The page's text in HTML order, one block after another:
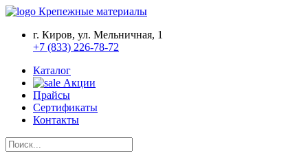
Крепежные материалы
г. Киров, ул. Мельничная, 1
+7 (833) 226-78-72
Каталог
Акции
Прайсы
Сертификаты
Контакты